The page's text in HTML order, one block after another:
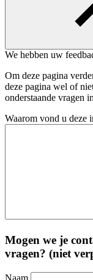
We hebben uw
Om deze pagina
deze pagina wel of
onderstaande vragen
Waarom vond u deze
Mogen we je
vragen? (niet
Naam